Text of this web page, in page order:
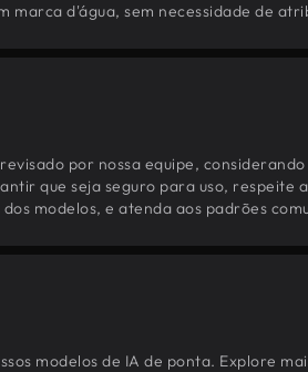
marca d'água, sem necessidade de
por nossa equipe, considerando
que seja seguro para uso, respeite
modelos, e atenda aos padrões
modelos de IA de ponta. Explore